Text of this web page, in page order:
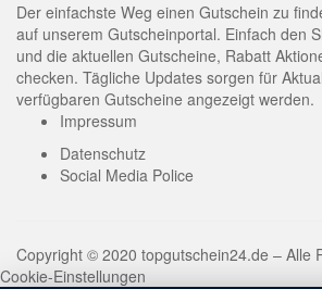
Der einfachste Weg einen Gutschein zu
auf unserem Gutscheinportal. Einfach den
und die aktuellen Gutscheine, Rabatt
checken. Tägliche Updates sorgen für
verfügbaren Gutscheine angezeigt werden.
Impressum
Datenschutz
Social Media Police
Copyright © 2020 topgutschein24.de – Alle
Cookie-Einstellungen